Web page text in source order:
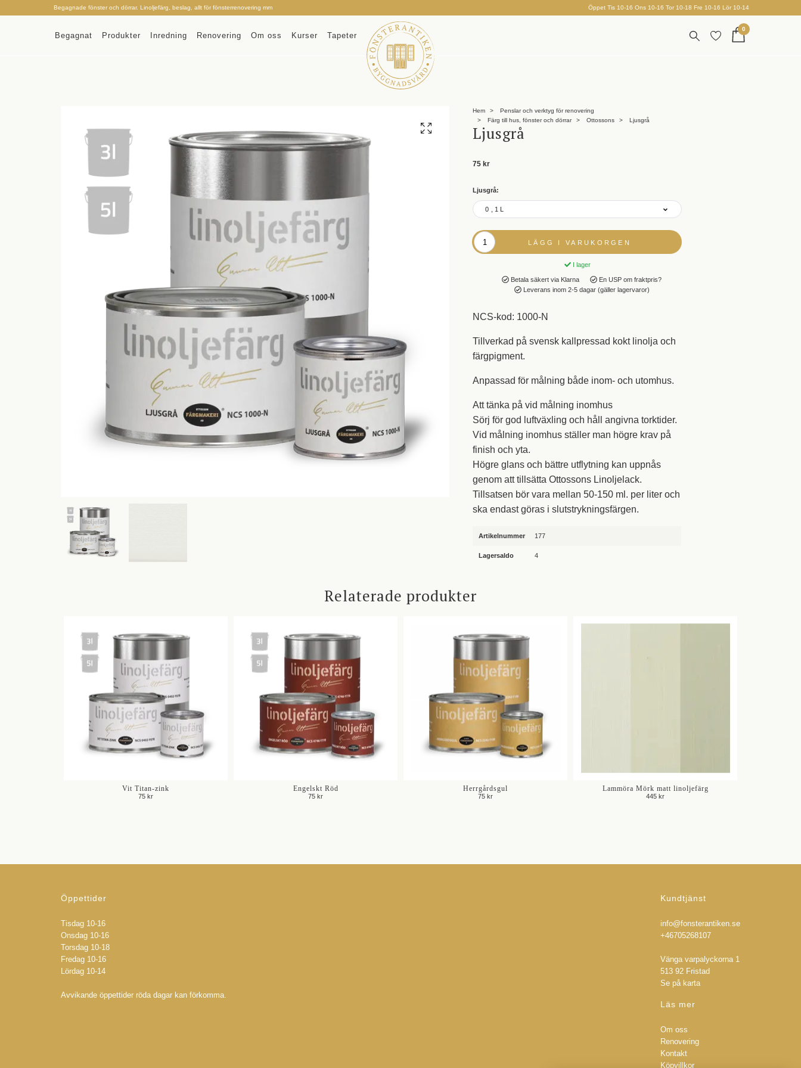
Begagnade fönster och dörrar. Linoljefärg, beslag, allt för fönsterrenovering mm Öppet Tis 10-16 Ons 10-16 Tor 10-18 Fre 10-16 Lör 10-14
Begagnat Produkter Inredning Renovering Om oss Kurser Tapeter
0
Hem
Penslar och verktyg för renovering
Färg till hus, fönster och dörrar
Ottossons Ljusgrå
Ljusgrå
75 kr
Ljusgrå:
0,1L
LÄGG I VARUKORGEN
I lager
Betala säkert via Klarna
En USP om fraktpris?
Leverans inom 2-5 dagar (gäller lagervaror)
NCS-kod: 1000-N
Tillverkad på svensk kallpressad kokt linolja och
färgpigment.
Anpassad för målning både inom- och utomhus.
Att tänka på vid målning inomhus
Sörj för god luftväxling och håll angivna torktider.
Vid målning inomhus ställer man högre krav på
finish och yta.
Högre glans och bättre utflytning kan uppnås
genom att tillsätta Ottossons Linoljelack.
Tillsatsen bör vara mellan 50-150 ml. per liter och
ska endast göras i slutstrykningsfärgen.
Artikelnummer 177
Lagersaldo 4
Relaterade produkter
Vit Titan-zink
75 kr
Engelskt Röd
75 kr
Herrgårdsgul
75 kr
Lammöra Mörk matt linoljefärg
445 kr
Öppettider
Tisdag 10-16
Onsdag 10-16
Torsdag 10-18
Fredag 10-16
Lördag 10-14
Avvikande öppettider röda dagar kan förkomma.
Kundtjänst
info@fonsterantiken.se
+46705268107
Vänga varpalyckorna 1
513 92 Fristad
Se på karta
Läs mer
Om oss
Renovering
Kontakt
Köpvillkor